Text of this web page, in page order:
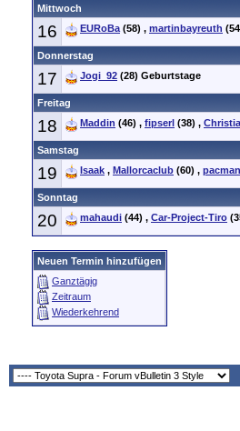
Mittwoch
16 EURoBa(58) , martinbayreuth
Donnerstag
17 Jogi_92 (28) Geburtstage
Freitag
18 Maddin (46) , fipserl (38) ,
Samstag
19 Isaak , Mallorcaclub (60) , pacman
Sonntag
20 mahaudi (44) , Car-Project-Tiro
Neuen Termin hinzufügen
Ganztägig
Zeitraum
Wiederkehrend